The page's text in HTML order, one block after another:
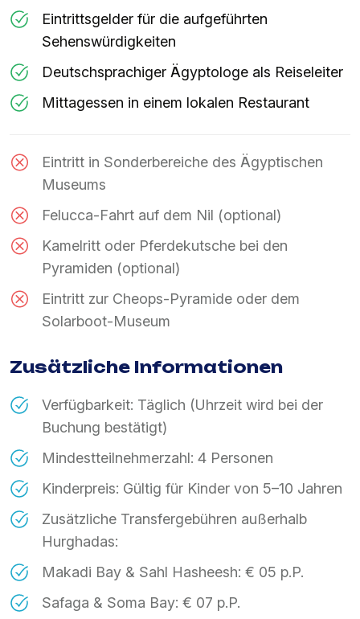
Eintrittsgelder für die aufgeführten
Sehenswürdigkeiten
Deutschsprachiger Ägyptologe als Reiseleiter
Mittagessen in einem lokalen Restaurant
Eintritt in Sonderbereiche des Ägyptischen
Museums
Felucca-Fahrt auf dem Nil (optional)
Kamelritt oder Pferdekutsche bei den
Pyramiden (optional)
Eintritt zur Cheops-Pyramide oder dem
Solarboot-Museum
Zusätzliche Informationen
Verfügbarkeit: Täglich (Uhrzeit wird bei der
Buchung bestätigt)
Mindestteilnehmerzahl: 4 Personen
Kinderpreis: Gültig für Kinder von 5–10 Jahren
Zusätzliche Transfergebühren außerhalb
Hurghadas:
Makadi Bay & Sahl Hasheesh: € 05 p.P.
Safaga & Soma Bay: € 07 p.P.